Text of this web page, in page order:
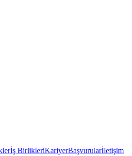
İş BirlikleriKariyerBaşvurularİletişim